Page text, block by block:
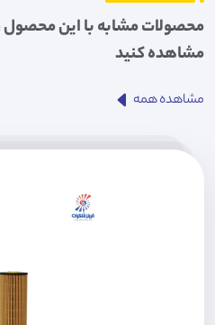
محصولات مشابه با این محصول
مشاهده کنید
مشاهده همه